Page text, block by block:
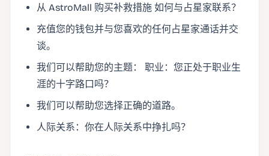
从 AstroMall 购买补救措施 如何与占星家联系？
充值您的钱包并与您喜欢的任何占星家通话并交
谈。
我们可以帮助您的主题： 职业：您正处于职业生
涯的十字路口吗？
我们可以帮助您选择正确的道路。
人际关系：你在人际关系中挣扎吗？